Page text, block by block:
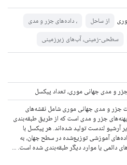
از ساحل ، داده‌های جزر و مدی
سطحی-زمینی، آب‌های زیرزمینی
و مدی جهانی موری، تعداد پیکسل
جزر و مدی جهانی موری شامل نقشه‌های
جزر و مدی است که از طریق طبقه‌بندی
۷۰۷۵۲۸ تصویر آرشیو لندست تولید شده‌اند. هر پیکسل با
آموزشی توزیع‌شده در سطح جهان، به
دائمی یا موارد دیگر طبقه‌بندی شده است. ...